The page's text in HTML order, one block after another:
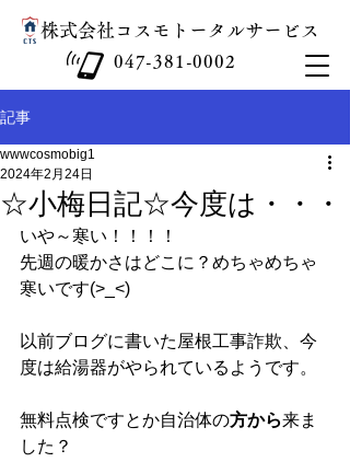
​株式会社コスモトータルサービス
047-381-0002
記事
☆小梅日記☆今度は・・・
wwwcosmobig1
2024年2月24日
いや～寒い！！！！
先週の暖かさはどこに？めちゃめちゃ
寒いです(>_<)
以前ブログに書いた屋根工事詐欺、今
度は給湯器がやられているようです。
無料点検ですとか自治体の方から来ま
した？